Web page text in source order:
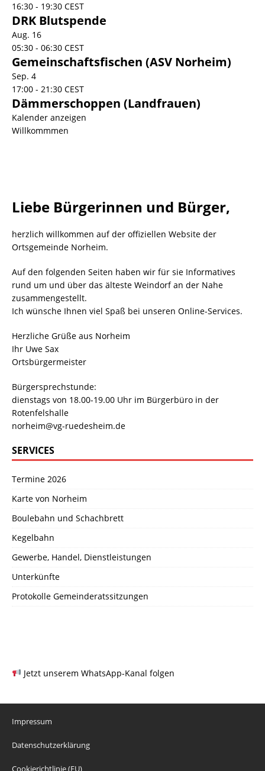
16:30 - 19:30 CEST
DRK Blutspende
Aug. 16
05:30 - 06:30 CEST
Gemeinschaftsfischen (ASV Norheim)
Sep. 4
17:00 - 21:30 CEST
Dämmerschoppen (Landfrauen)
Kalender anzeigen
Willkommmen
Liebe Bürgerinnen und Bürger,
herzlich willkommen auf der offiziellen Website der
Ortsgemeinde Norheim.
Auf den folgenden Seiten haben wir für sie Informatives
rund um und über das älteste Weindorf an der Nahe
zusammengestellt.
Ich wünsche Ihnen viel Spaß bei unseren Online-Services.
Herzliche Grüße aus Norheim
Ihr Uwe Sax
Ortsbürgermeister
Bürgersprechstunde:
dienstags von 18.00-19.00 Uhr im Bürgerbüro in der
Rotenfelshalle
norheim@vg-ruedesheim.de
SERVICES
Termine 2026
Karte von Norheim
Boulebahn und Schachbrett
Kegelbahn
Gewerbe, Handel, Dienstleistungen
Unterkünfte
Protokolle Gemeinderatssitzungen
Jetzt unserem WhatsApp-Kanal folgen
Impressum
Datenschutzerklärung
Cookierichtlinie (EU)